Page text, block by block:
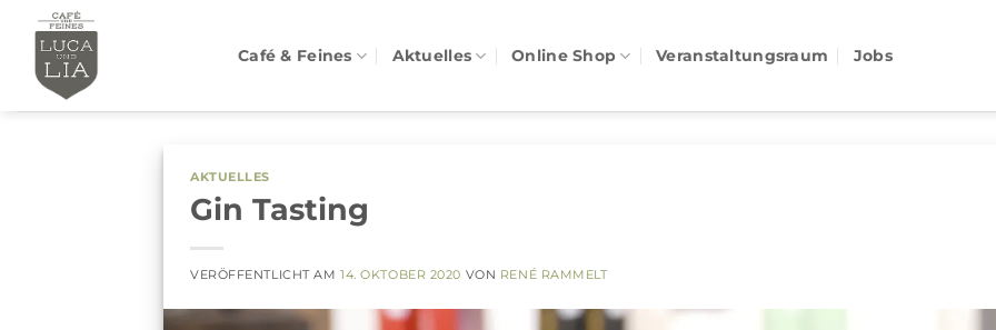
Inhalt
springen
Café & Feines Aktuelles Online Shop Veranstaltungsraum Jobs
AKTUELLES
Gin Tasting
VERÖFFENTLICHT AM14. OKTOBER 2020 VON RENÉ RAMMELT